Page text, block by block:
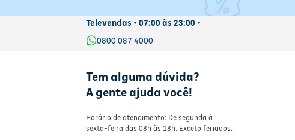
Televendas • 07:00 às 23:00 •
0800 087 4000
Tem alguma dúvida?
A gente ajuda você!
Horário de atendimento: De segunda à
sexta-feira das 08h às 18h. Exceto feriados.